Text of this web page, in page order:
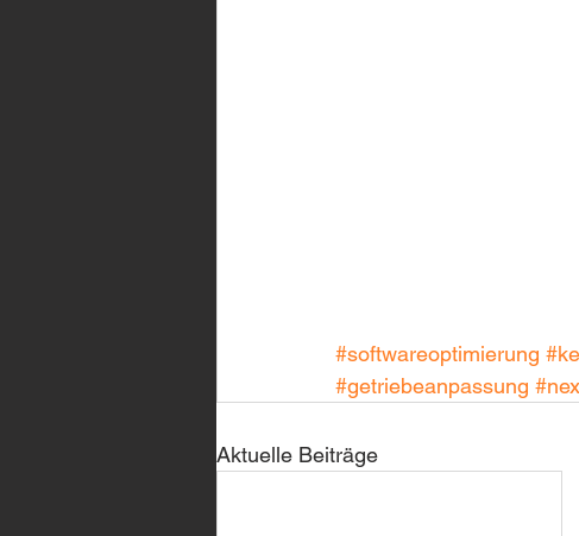
#softwareoptimierung
#getriebeanpassung
Aktuelle Beiträge